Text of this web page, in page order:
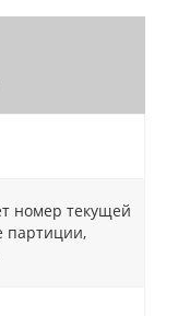
номер текущей
партиции,